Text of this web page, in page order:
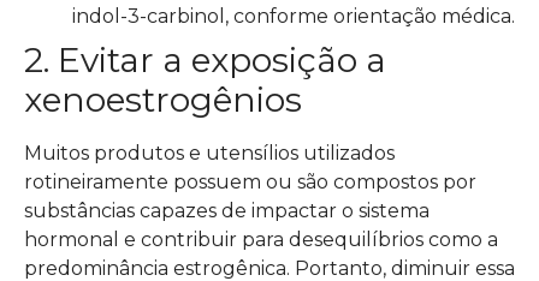
indol-3-carbinol, conforme orientação médica.
2. Evitar a exposição a
xenoestrogênios
Muitos produtos e utensílios utilizados
rotineiramente possuem ou são compostos por
substâncias capazes de impactar o sistema
hormonal e contribuir para desequilíbrios como a
predominância estrogênica. Portanto, diminuir essa